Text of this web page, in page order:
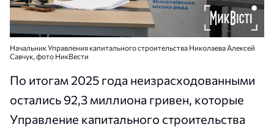
Начальник Управления капитального строительства Николаева Алексей
Савчук, фото НикВести
По итогам 2025 года неизрасходованными
остались 92,3 миллиона гривен, которые
Управление капитального строительства